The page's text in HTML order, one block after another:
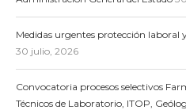
Medidas urgentes protección laboral
30 julio, 2026
Convocatoria procesos selectivos
Técnicos de Laboratorio, ITOP,